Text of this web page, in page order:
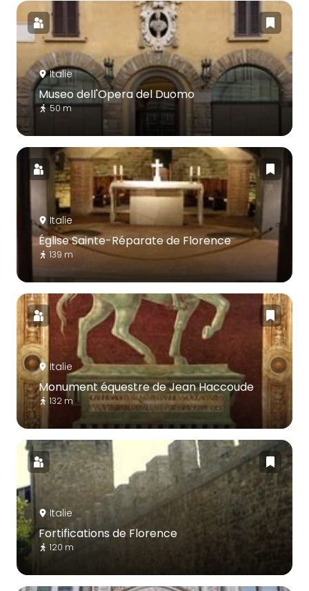
Italie
Museo dell'Opera del Duomo
50 m
Italie
Église Sainte-Réparate de Florence
139 m
Italie
Monument équestre de Jean Haccoude
132 m
Italie
Fortifications de Florence
120 m